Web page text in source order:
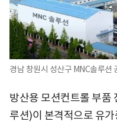
경남 창원시 성산구 MNC솔루션
방산용 모션컨트롤 부품
루션)이 본격적으로 유